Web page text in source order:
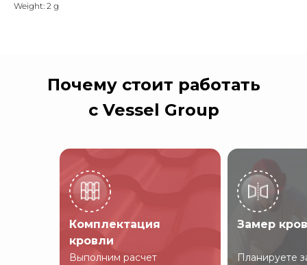
Weight: 2 g
Комплектация
кровли
Выполним расчет
Замер
Планируете
Почему стоит работать
с Vessel Group